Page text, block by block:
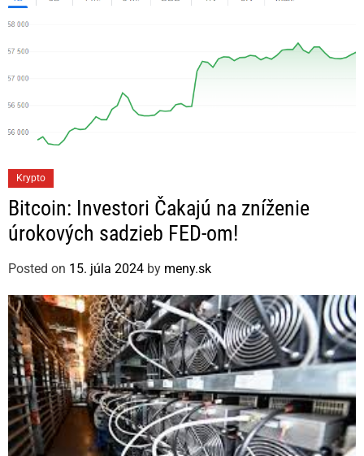
a
t
e
o
r
e
s
Krypto
Bitcoin: Investori Čakajú na zníženie
úrokových sadzieb FED-om!
Posted on 15. júla 2024 by meny.sk